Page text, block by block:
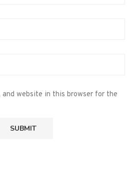
and website in this browser for the